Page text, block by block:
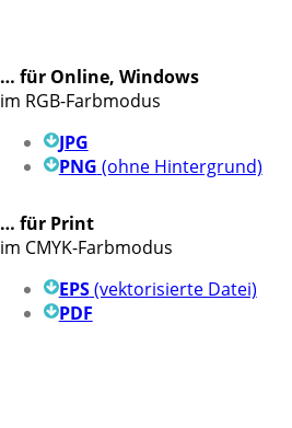
… für Online, Windows
im RGB-Farbmodus
JPG
PNG (ohne Hintergrund)
… für Print
im CMYK-Farbmodus
EPS(vektorisierte Datei)
PDF